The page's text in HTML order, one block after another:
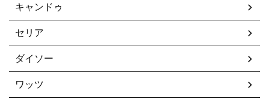
キャンドゥ
セリア
ダイソー
ワッツ